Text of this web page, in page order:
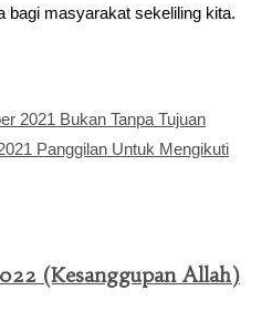
bagi masyarakat sekeliling kita.
2021 Bukan Tanpa Tujuan
Panggilan Untuk Mengikuti
(Kesanggupan Allah)